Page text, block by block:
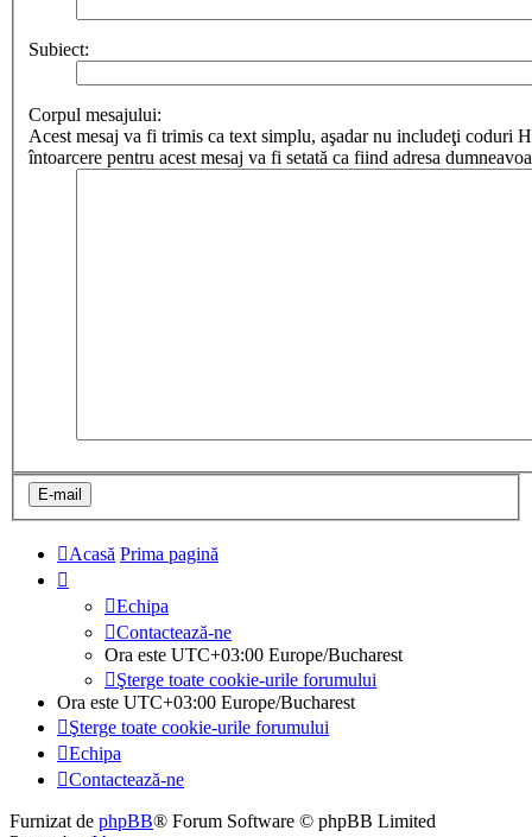
Subiect:
Corpul mesajului:
Acest mesaj va fi trimis ca text simplu, aşadar nu includeţi coduri
întoarcere pentru acest mesaj va fi setată ca fiind adresa
Acasă Prima pagină
Echipa
Contactează-ne
Ora este UTC+03:00 Europe/Bucharest
Şterge toate cookie-urile forumului
Ora este UTC+03:00 Europe/Bucharest
Şterge toate cookie-urile forumului
Echipa
Contactează-ne
Furnizat de phpBB® Forum Software © phpBB Limited